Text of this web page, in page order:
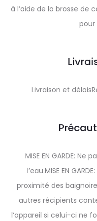
à l’aide de la brosse de
pour
Livraison et
MISE EN GARDE:
l’eau.MISE EN
proximité des
autres récipients
l’appareil si celui-ci ne